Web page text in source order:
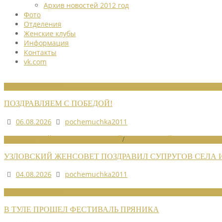
Архив новостей 2012 год
Фото
Отделения
Женские клубы
Информация
Контакты
vk.com
ПОЗДРАВЛЯЕМ С ПОБЕДОЙ!
06.08.2026
pochemuchka2011
/
УЗЛОВСКИЙ ЖЕНСОВЕТ ПОЗДРАВИЛ СУПРУГОВ СЕЛА
04.08.2026
pochemuchka2011
В ТУЛЕ ПРОШЕЛ ФЕСТИВАЛЬ ПРЯНИКА